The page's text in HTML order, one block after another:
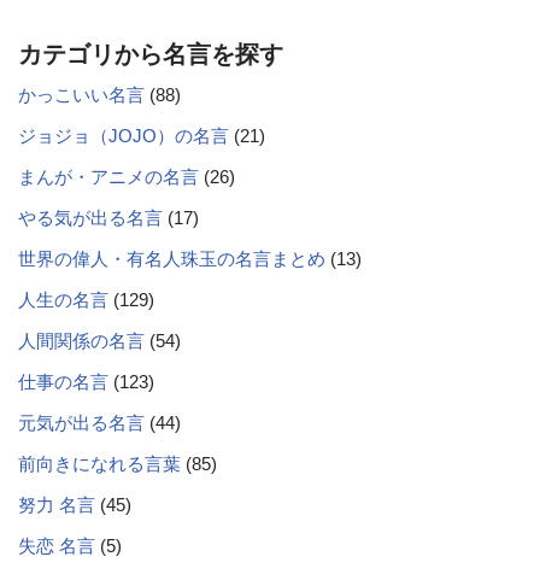
カテゴリから名言を探す
かっこいい名言 (88)
ジョジョ（JOJO）の名言 (21)
まんが・アニメの名言 (26)
やる気が出る名言 (17)
世界の偉人・有名人珠玉の名言まとめ (13)
人生の名言 (129)
人間関係の名言 (54)
仕事の名言 (123)
元気が出る名言 (44)
前向きになれる言葉 (85)
努力 名言 (45)
失恋 名言 (5)